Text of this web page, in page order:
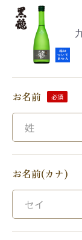
お名前 必須
お名前(カナ)